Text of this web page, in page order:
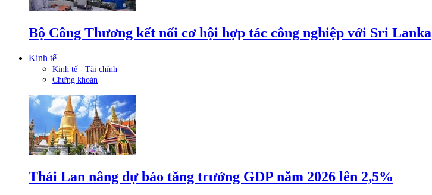
Bộ Công Thương kết nối cơ hội hợp tác công nghiệp với Sri Lanka
Kinh tế
Kinh tế - Tài chính
Chứng khoán
Thái Lan nâng dự báo tăng trưởng GDP năm 2026 lên 2,5%